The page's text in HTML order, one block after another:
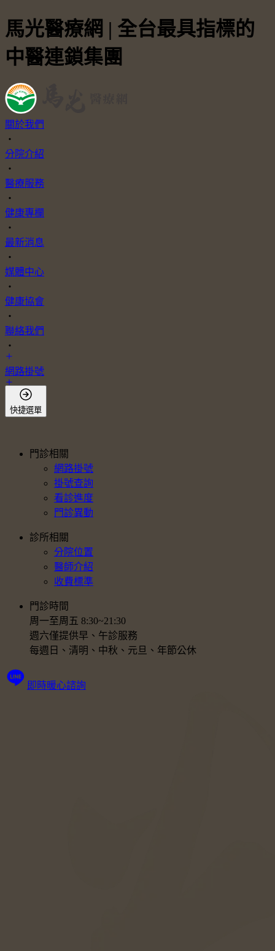
馬光醫療網 | 全台最具指標的
中醫連鎖集團
關於我們
・
分院介紹
・
醫療服務
・
健康專欄
・
最新消息
・
媒體中心
・
健康協會
・
聯絡我們
・
網路掛號
會員登入
快捷選單
門診相關
網路掛號
掛號查詢
看診進度
門診異動
診所相關
分院位置
醫師介紹
收費標準
門診時間
周一至周五 8:30~21:30
週六僅提供早、午診服務
每週日、清明、中秋、元旦、年節公休
即時暖心諮詢